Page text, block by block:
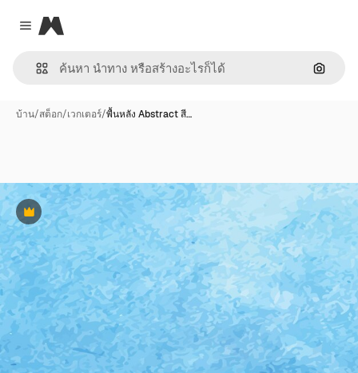
Close menu
Magnific
ค้นหา
บ้าน/สต็อก/เวกเตอร์/พื้นหลัง Abstract สี…
พรีเมี่ยม